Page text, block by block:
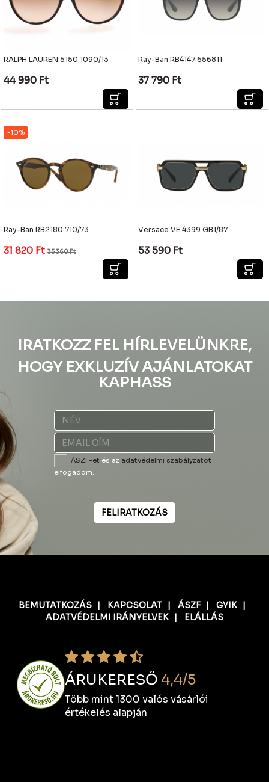
Keret típusa
Teli
Keret anyaga
Keret szélesség
52
Híd hossz
23
RALPH LAUREN 5150 1090/13
44 990 Ft
Ray-Ban RB4147 656811
37 790 Ft
-10%
Ray-Ban RB2180 710/73
31 820 Ft 35 360Ft
Versace VE 4399 GB1/87
53 590 Ft
IRATKOZZ FEL HÍRLEVELÜNKRE,
HOGY EXKLUZÍV AJÁNLATOKAT
KAPHASS
ÁSZF-et és az adatvédelmi szabályzatot
elfogadom.
FELIRATKOZÁS
BEMUTATKOZÁS| KAPCSOLAT| ÁSZF| GYIK|
ADATVÉDELMI IRÁNYELVEK| ELÁLLÁS
ÁRUKERESŐ 4,4/5
Több mint 1300 valós vásárlói
értékelés alapján